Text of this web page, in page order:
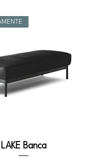
LAKE Banca